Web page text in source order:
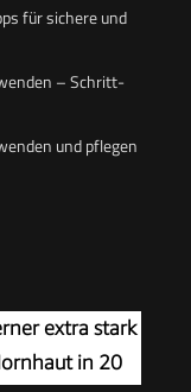
für sichere und
– Schritt-
und pflegen
extra stark
in 20